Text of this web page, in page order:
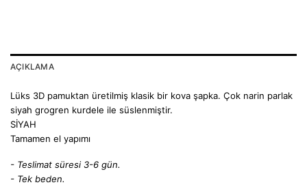
AÇIKLAMA
Lüks 3D pamuktan üretilmiş klasik bir kova şapka. Çok narin parlak
siyah grogren kurdele ile süslenmiştir.
SİYAH
Tamamen el yapımı
- Teslimat süresi 3-6 gün.
- Tek beden.